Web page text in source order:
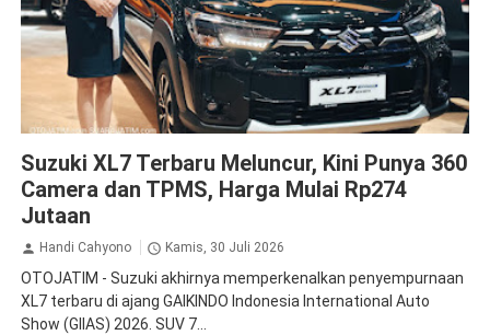
Suzuki XL7 Terbaru Meluncur, Kini Punya 360
Camera dan TPMS, Harga Mulai Rp274
Jutaan
Handi Cahyono Kamis, 30 Juli 2026
OTOJATIM - Suzuki akhirnya memperkenalkan penyempurnaan
XL7 terbaru di ajang GAIKINDO Indonesia International Auto
Show (GIIAS) 2026. SUV 7...